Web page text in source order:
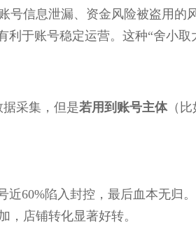
号信息泄漏、资金风险被盗用的
于账号稳定运营。这种“舍小
采集，但是若用到账号主体（比
60%陷入封控，最后血本无归。
，店铺转化显著好转。